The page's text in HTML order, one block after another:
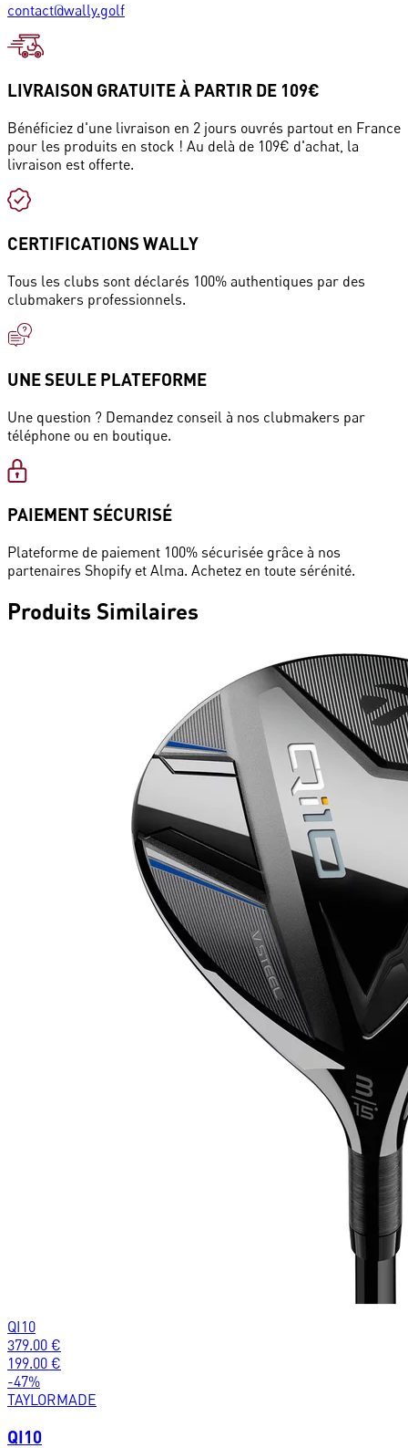
contact@wally.golf
LIVRAISON GRATUITE À PARTIR DE 109€
Bénéficiez d'une livraison en 2 jours ouvrés partout en France
pour les produits en stock ! Au delà de 109€ d'achat, la
livraison est offerte.
CERTIFICATIONS WALLY
Tous les clubs sont déclarés 100% authentiques par des
clubmakers professionnels.
UNE SEULE PLATEFORME
Une question ? Demandez conseil à nos clubmakers par
téléphone ou en boutique.
PAIEMENT SÉCURISÉ
Plateforme de paiement 100% sécurisée grâce à nos
partenaires Shopify et Alma. Achetez en toute sérénité.
Produits Similaires
QI10
379.00 €
199.00 €
-47%
TAYLORMADE
QI10